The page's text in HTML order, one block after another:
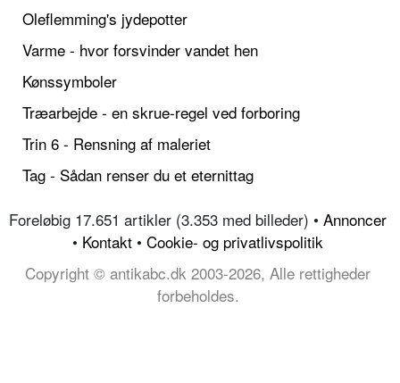
Oleflemming's jydepotter
Varme - hvor forsvinder vandet hen
Kønssymboler
Træarbejde - en skrue-regel ved forboring
Trin 6 - Rensning af maleriet
Tag - Sådan renser du et eternittag
Foreløbig 17.651 artikler (3.353 med billeder) • Annoncer
• Kontakt • Cookie- og privatlivspolitik
Copyright © antikabc.dk 2003-2026, Alle rettigheder
forbeholdes.